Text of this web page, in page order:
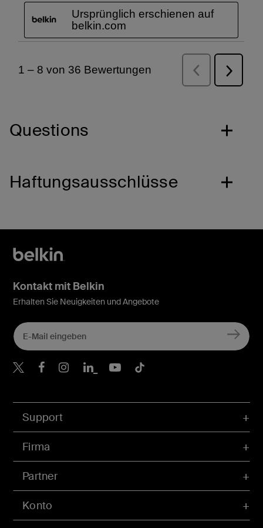
Questions
Haftungsausschlüsse
Konto
Support
Firma
Partner
Kontakt mit Belkin
Erhalten Sie Neuigkeiten und Angebote
Belkin Twitter
Belkin Facebook
Belkin Instagram
Belkin LinkedIn
Belkin Youtube
Belkin TikTok